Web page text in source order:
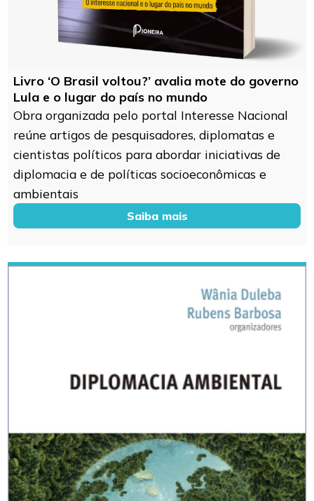
Livro ‘O Brasil voltou?’ avalia mote do governo
Lula e o lugar do país no mundo
Obra organizada pelo portal Interesse Nacional
reúne artigos de pesquisadores, diplomatas e
cientistas políticos para abordar iniciativas de
diplomacia e de políticas socioeconômicas e
ambientais
Saiba mais